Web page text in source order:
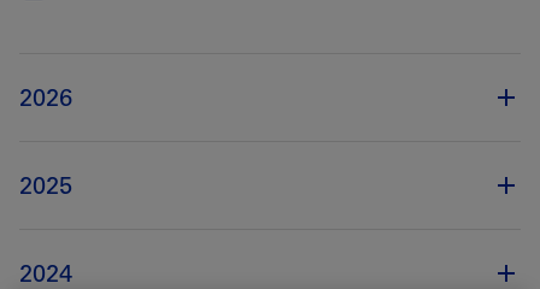
2026
2025
2024